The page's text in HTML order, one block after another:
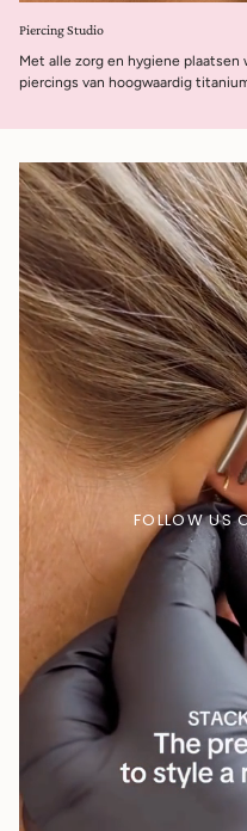
Piercing Studio
Met alle zorg en hygiene
piercings van hoogwaardig
FOLLOW US